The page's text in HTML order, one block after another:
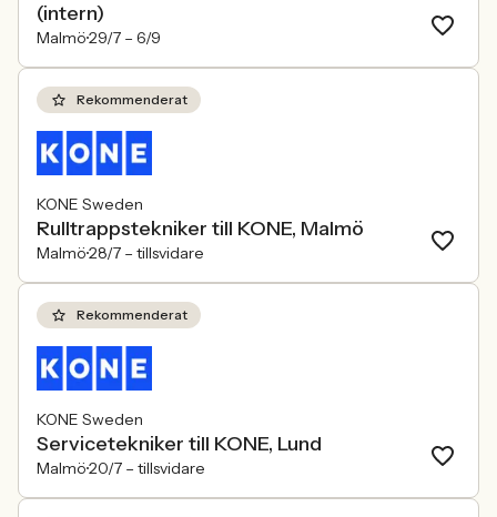
(intern)
Malmö29/7 – 6/9
Rekommenderat
KONE Sweden
Rulltrappstekniker till KONE, Malmö
Malmö28/7 – tillsvidare
Rekommenderat
KONE Sweden
Servicetekniker till KONE, Lund
Malmö20/7 – tillsvidare